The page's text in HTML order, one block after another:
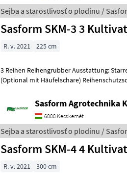
Sejba a starostlivosť o plodinu /
Sasform SKM-3 3
R. v. 2021 225 cm
3 Reihen Reihengrubber Ausstattung: Starre Zinken oder Federzinken
(Optional mit Häufelschare)
Sasform Agrotechnika
6000 Kecskemét
Sejba a starostlivosť o plodinu /
Sasform SKM-4 4
R. v. 2021 300 cm